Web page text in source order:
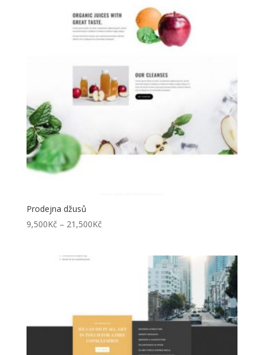
Prodejna džusů
9,500Kč – 21,500KčRozpětí